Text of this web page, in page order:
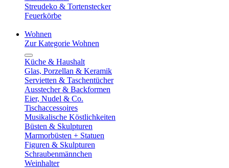
Streudeko & Tortenstecker
Feuerkörbe
Wohnen
Zur Kategorie Wohnen
Küche & Haushalt
Glas, Porzellan & Keramik
Servietten & Taschentücher
Ausstecher & Backformen
Eier, Nudel & Co.
Tischaccessoires
Musikalische Köstlichkeiten
Büsten & Skulpturen
Marmorbüsten + Statuen
Figuren & Skulpturen
Schraubenmännchen
Weinhalter